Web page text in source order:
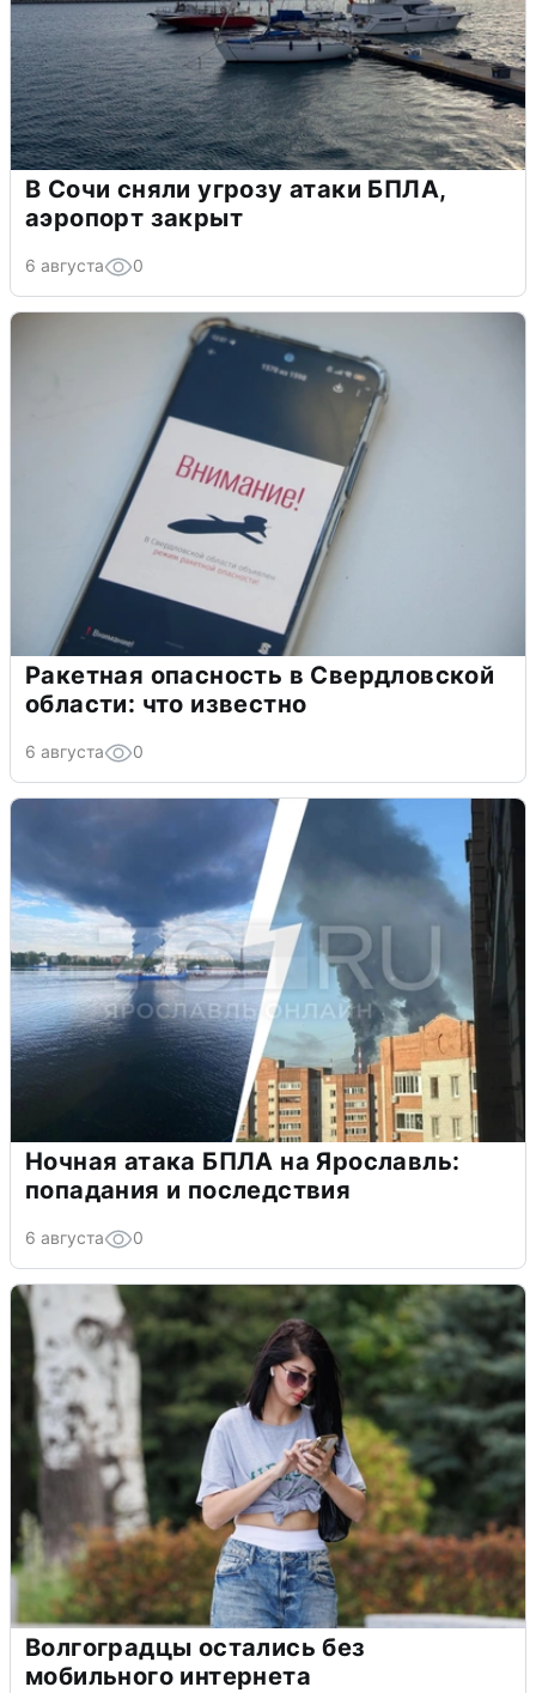
В Сочи сняли угрозу атаки БПЛА,
аэропорт закрыт
6 августа 0
Ракетная опасность в Свердловской
области: что известно
6 августа 0
Ночная атака БПЛА на Ярославль:
попадания и последствия
6 августа 0
Волгоградцы остались без
мобильного интернета